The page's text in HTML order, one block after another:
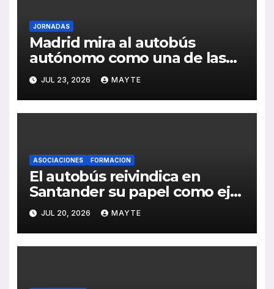
JORNADAS
Madrid mira al autobús
autónomo como una de las
grandes apuestas para la
movilidad del futuro
JUL 23, 2026 MAYTE
ASOCIACIONES FORMACION
El autobús reivindica en
Santander su papel como eje
de la movilidad sostenible y la
cohesión territorial
JUL 20, 2026 MAYTE